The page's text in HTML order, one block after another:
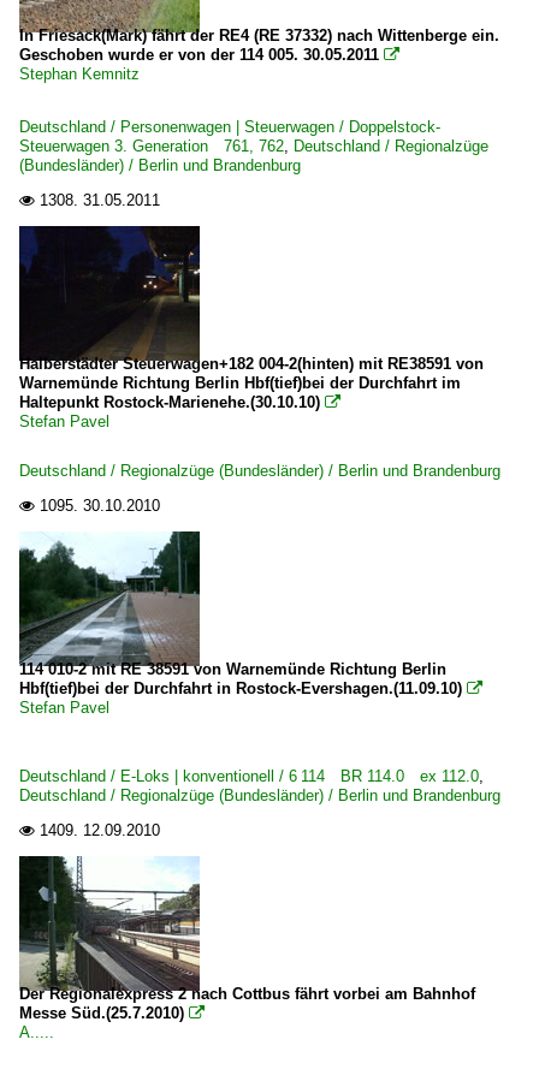
In Friesack(Mark) fährt der RE4 (RE 37332) nach Wittenberge ein.
Geschoben wurde er von der 114 005. 30.05.2011 
Stephan Kemnitz
Deutschland / Personenwagen | Steuerwagen / Doppelstock-
Steuerwagen 3. Generation 761, 762, Deutschland / Regionalzüge
(Bundesländer) / Berlin und Brandenburg
 1308. 31.05.2011
Halberstädter Steuerwagen+182 004-2(hinten) mit RE38591 von
Warnemünde Richtung Berlin Hbf(tief)bei der Durchfahrt im
Haltepunkt Rostock-Marienehe.(30.10.10) 
Stefan Pavel
Deutschland / Regionalzüge (Bundesländer) / Berlin und Brandenburg
 1095. 30.10.2010
114 010-2 mit RE 38591 von Warnemünde Richtung Berlin
Hbf(tief)bei der Durchfahrt in Rostock-Evershagen.(11.09.10) 
Stefan Pavel
Deutschland / E-Loks | konventionell / 6 114 BR 114.0 ex 112.0,
Deutschland / Regionalzüge (Bundesländer) / Berlin und Brandenburg
 1409. 12.09.2010
Der Regionalexpress 2 nach Cottbus fährt vorbei am Bahnhof
Messe Süd.(25.7.2010) 
A.....